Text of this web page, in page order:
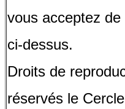
vous acceptez
ci-dessus.
Droits de
réservés le